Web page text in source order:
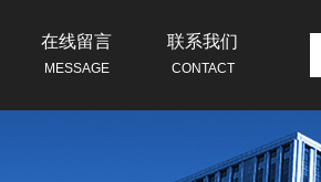
在线留言
MESSAGE
联系我们
CONTACT